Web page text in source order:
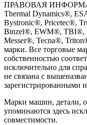
ПРАВОВАЯ
Thermal Dynamics®,
Bystronic®, Pricetec®,
Binzel®, EWM®, TBI®,
Messer®, Tecna®,
марки. Все торговые
собственностью
исключительно для
не связана с
зарегистрированными
Марки машин, детали,
упоминаются здесь
совместимости.